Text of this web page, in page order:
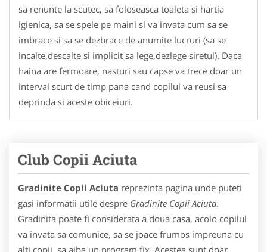
sa renunte la scutec, sa foloseasca toaleta si hartia
igienica, sa se spele pe maini si va invata cum sa se
imbrace si sa se dezbrace de anumite lucruri (sa se
incalte,descalte si implicit sa lege,dezlege siretul). Daca
haina are fermoare, nasturi sau capse va trece doar un
interval scurt de timp pana cand copilul va reusi sa
deprinda si aceste obiceiuri.
Club Copii Aciuta
Gradinite Copii Aciuta reprezinta pagina unde puteti
gasi informatii utile despre Gradinite Copii Aciuta.
Gradinita poate fi considerata a doua casa, acolo copilul
va invata sa comunice, sa se joace frumos impreuna cu
alti copii, sa aiba un program fix. Acestea sunt doar